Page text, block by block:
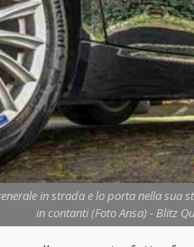
in strada e lo porta nella sua
in contanti (Foto Ansa) - Blitz